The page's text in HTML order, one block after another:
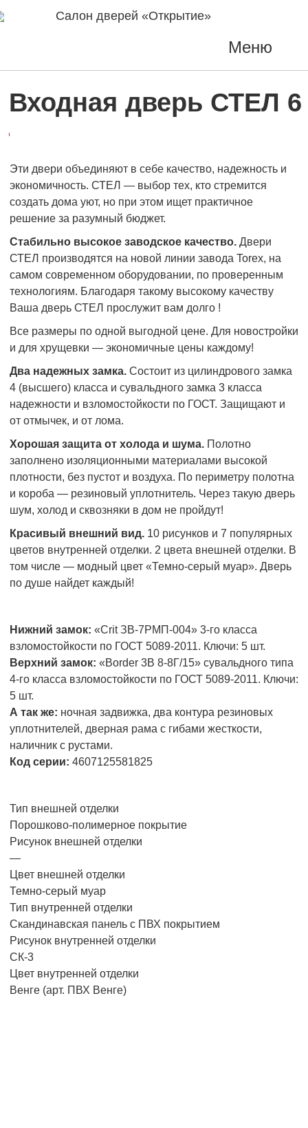
Салон дверей «Открытие»
Меню
Входная дверь СТЕЛ 6
Эти двери объединяют в себе качество, надежность и
экономичность. СТЕЛ — выбор тех, кто стремится
создать дома уют, но при этом ищет практичное
решение за разумный бюджет.
Стабильно высокое заводское качество. Двери
СТЕЛ производятся на новой линии завода Torex, на
самом современном оборудовании, по проверенным
технологиям. Благодаря такому высокому качеству
Ваша дверь СТЕЛ прослужит вам долго !
Все размеры по одной выгодной цене. Для новостройки
и для хрущевки — экономичные цены каждому!
Два надежных замка. Состоит из цилиндрового замка
4 (высшего) класса и сувальдного замка 3 класса
надежности и взломостойкости по ГОСТ. Защищают и
от отмычек, и от лома.
Хорошая защита от холода и шума. Полотно
заполнено изоляционными материалами высокой
плотности, без пустот и воздуха. По периметру полотна
и короба — резиновый уплотнитель. Через такую дверь
шум, холод и сквозняки в дом не пройдут!
Красивый внешний вид. 10 рисунков и 7 популярных
цветов внутренней отделки. 2 цвета внешней отделки. В
том числе — модный цвет «Темно-серый муар». Дверь
по душе найдет каждый!
Нижний замок: «Crit ЗВ-7РМП-004» 3-го класса
взломостойкости по ГОСТ 5089-2011. Ключи: 5 шт.
Верхний замок: «Border 3В 8-8Г/15» сувальдного типа
4-го класса взломостойкости по ГОСТ 5089-2011. Ключи:
5 шт.
А так же: ночная задвижка, два контура резиновых
уплотнителей, дверная рама с гибами жесткости,
наличник с рустами.
Код серии: 4607125581825
Тип внешней отделки
Порошково-полимерное покрытие
Рисунок внешней отделки
—
Цвет внешней отделки
Темно-серый муар
Тип внутренней отделки
Скандинавская панель с ПВХ покрытием
Рисунок внутренней отделки
СК-3
Цвет внутренней отделки
Венге (арт. ПВХ Венге)